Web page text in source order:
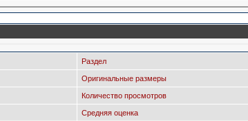
Раздел
Оригинальные размеры
Количество просмотров
Средняя оценка